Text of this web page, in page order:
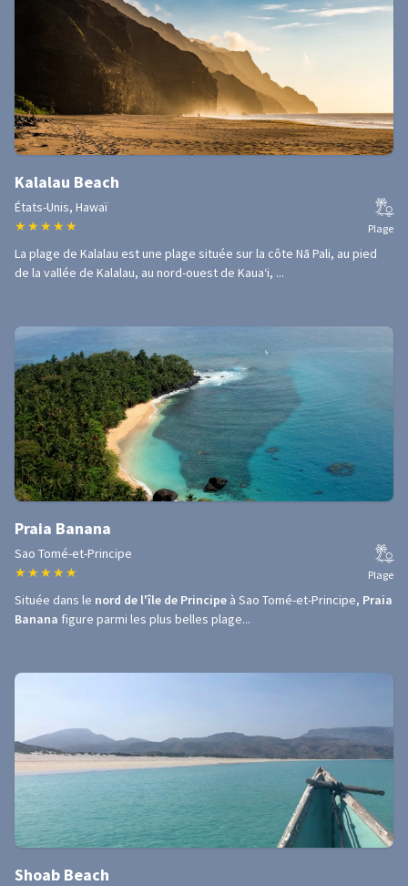
Kalalau Beach
États-Unis, Hawaï
★ ★ ★ ★ ★ Plage
La plage de Kalalau est une plage située sur la côte Nā Pali, au pied
de la vallée de Kalalau, au nord-ouest de Kauaʻi, ...
Praia Banana
Sao Tomé-et-Principe
★ ★ ★ ★ ★ Plage
Située dans le nord de l'île de Principe à Sao Tomé-et-Principe, Praia
Banana figure parmi les plus belles plage...
Shoab Beach